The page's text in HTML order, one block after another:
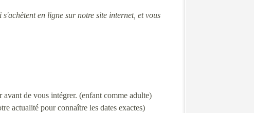
en ligne sur notre site internet, et vous
de vous intégrer. (enfant comme adulte)
actualité pour connaître les dates exactes)